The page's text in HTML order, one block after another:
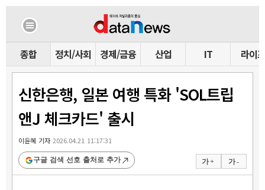
종합 정치/사회 경제/금융 산업 IT 라이프
신한은행, 일본 여행 특화 'SOL트립
앤J 체크카드' 출시
이윤혜 기자2026.04.21 11:17:31
가 + 가 -
구글 검색 선호 출처로 추가